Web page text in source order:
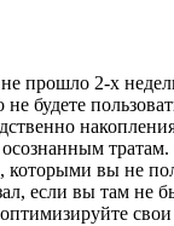
прошло 2-х
будете
осознанным
которыми вы не
если вы там не
свои